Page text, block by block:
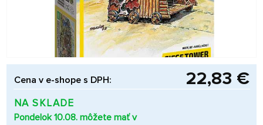
Cena v e-shope s DPH: 22,83 €
NA SKLADE
Pondelok 10.08. môžete mať v